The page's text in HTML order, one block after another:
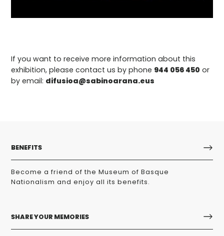
If you want to receive more information about this
exhibition, please contact us by phone 944 056 450 or
by email: difusioa@sabinoarana.eus
BENEFITS
Become a friend of the Museum of Basque
Nationalism and enjoy all its benefits.
SHARE YOUR MEMORIES